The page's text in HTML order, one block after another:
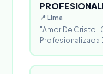
📍 Lima
"Amor De Cristo"
Profesionalizada